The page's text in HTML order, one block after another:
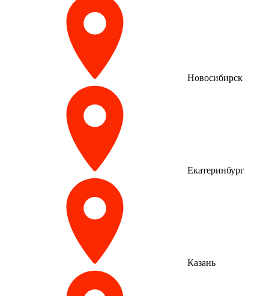
Новосибирск
Екатеринбург
Казань